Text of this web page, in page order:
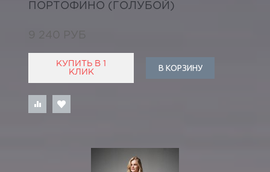
ПОРТОФИНО (ГОЛУБОЙ)
9 240 РУБ
КУПИТЬ В 1
КЛИК
В КОРЗИНУ